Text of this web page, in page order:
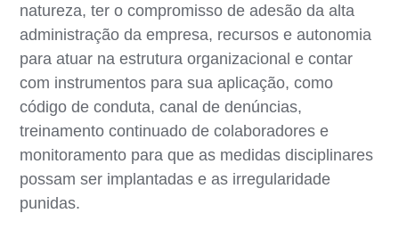
natureza, ter o compromisso de adesão da alta
administração da empresa, recursos e autonomia
para atuar na estrutura organizacional e contar
com instrumentos para sua aplicação, como
código de conduta, canal de denúncias,
treinamento continuado de colaboradores e
monitoramento para que as medidas disciplinares
possam ser implantadas e as irregularidade
punidas.